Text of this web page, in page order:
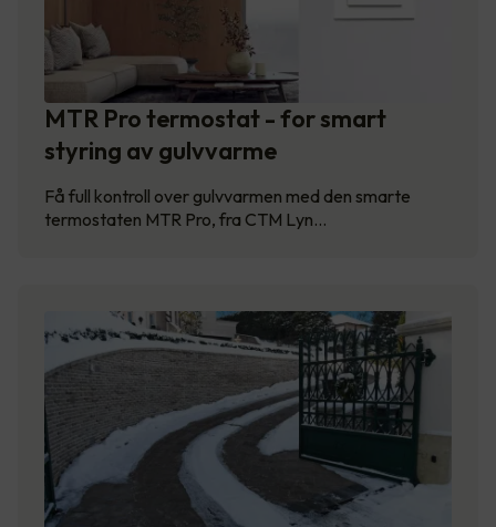
MTR Pro termostat - for smart
styring av gulvvarme
Få full kontroll over gulvvarmen med den smarte
termostaten MTR Pro, fra CTM Lyn…